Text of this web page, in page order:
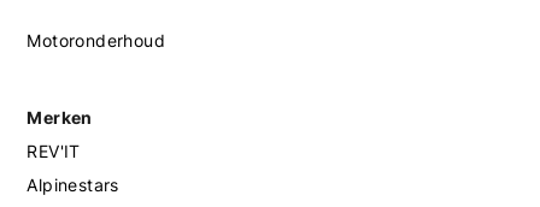
Motoronderhoud
Merken
REV'IT
Alpinestars